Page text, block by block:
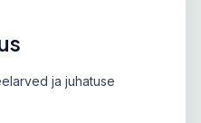
ja juhatuse